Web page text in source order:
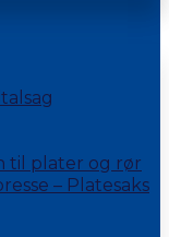
til plater og rør
– Platesaks